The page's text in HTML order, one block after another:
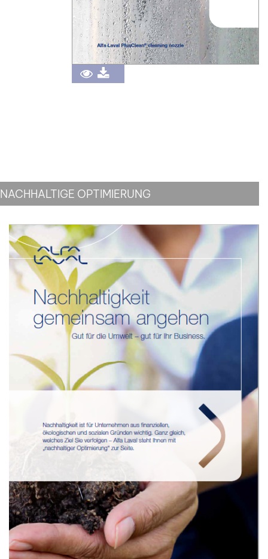
NACHHALTIGE OPTIMIERUNG